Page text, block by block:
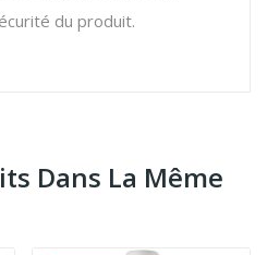
du produit.
Dans La Même